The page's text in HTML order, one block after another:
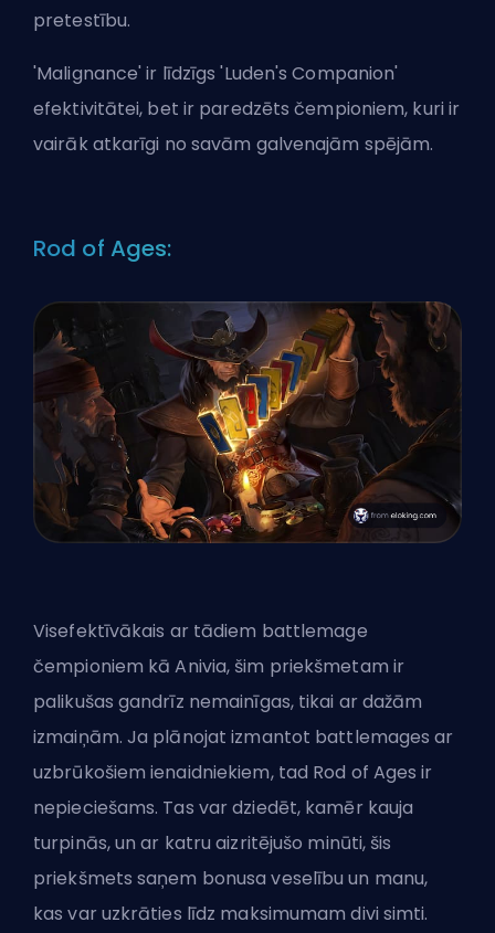
pretestību.
'Malignance' ir līdzīgs 'Luden's Companion'
efektivitātei, bet ir paredzēts čempioniem, kuri ir
vairāk atkarīgi no savām galvenajām spējām.
Rod of Ages:
Visefektīvākais ar tādiem battlemage
čempioniem kā Anivia, šim priekšmetam ir
palikušas gandrīz nemainīgas, tikai ar dažām
izmaiņām. Ja plānojat izmantot battlemages ar
uzbrūkošiem ienaidniekiem, tad Rod of Ages ir
nepieciešams. Tas var dziedēt, kamēr kauja
turpinās, un ar katru aizritējušo minūti, šis
priekšmets saņem bonusa veselību un manu,
kas var uzkrāties līdz maksimumam divi simti.